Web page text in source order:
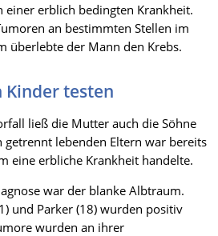
einer erblich bedingten Krankheit.
an bestimmten Stellen im
überlebte der Mann den Krebs.
testen
ließ die Mutter auch die Söhne
getrennt lebenden Eltern war bereits
eine erbliche Krankheit handelte.
war der blanke Albtraum.
und Parker (18) wurden positiv
wurden an ihrer